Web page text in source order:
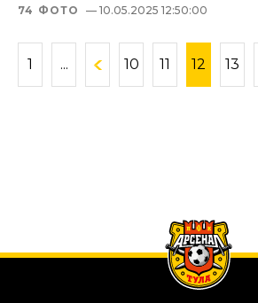
74 ФОТО — 10.05.2025 12:50:00
1 ... 10 11 12 13